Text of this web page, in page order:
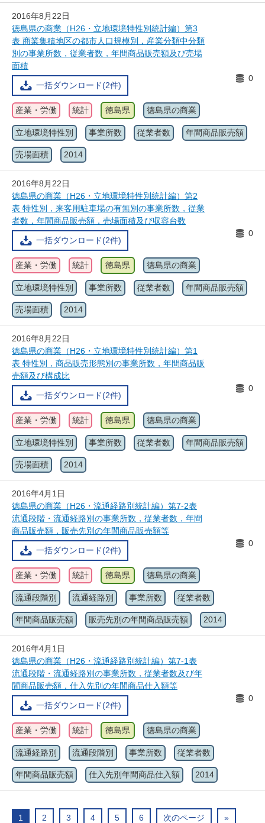
2016年8月22日
徳島県の商業（H26・立地環境特性別統計編）第3
表 商業集積地区の都市人口規模別，産業分類中分類
別の事業所数，従業者数，年間商品販売額及び売場
面積
一括ダウンロード(2件)
0
産業・労働 統計 徳島県 徳島県の商業
立地環境特性別 事業所数 従業者数 年間商品販売額
売場面積 2014
2016年8月22日
徳島県の商業（H26・立地環境特性別統計編）第2
表 特性別，来客用駐車場の有無別の事業所数，従業
者数，年間商品販売額，売場面積及び収容台数
一括ダウンロード(2件)
0
産業・労働 統計 徳島県 徳島県の商業
立地環境特性別 事業所数 従業者数 年間商品販売額
売場面積 2014
2016年8月22日
徳島県の商業（H26・立地環境特性別統計編）第1
表 特性別，商品販売形態別の事業所数，年間商品販
売額及び構成比
一括ダウンロード(2件)
0
産業・労働 統計 徳島県 徳島県の商業
立地環境特性別 事業所数 従業者数 年間商品販売額
売場面積 2014
2016年4月1日
徳島県の商業（H26・流通経路別統計編）第7-2表
流通段階・流通経路別の事業所数，従業者数，年間
商品販売額，販売先別の年間商品販売額等
一括ダウンロード(2件)
0
産業・労働 統計 徳島県 徳島県の商業
流通段階別 流通経路別 事業所数 従業者数
年間商品販売額 販売先別の年間商品販売額 2014
2016年4月1日
徳島県の商業（H26・流通経路別統計編）第7-1表
流通段階・流通経路別の事業所数，従業者数及び年
間商品販売額，仕入先別の年間商品仕入額等
一括ダウンロード(2件)
0
産業・労働 統計 徳島県 徳島県の商業
流通経路別 流通段階別 事業所数 従業者数
年間商品販売額 仕入先別年間商品仕入額 2014
1 2 3 4 5 6 次のページ »